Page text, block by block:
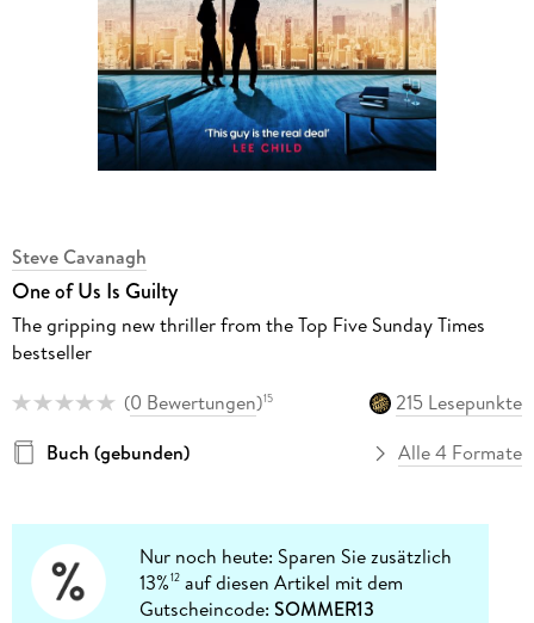
Steve Cavanagh
One of Us Is Guilty
The gripping new thriller from the Top Five Sunday Times
bestseller
(0 Bewertungen)15
215 Lesepunkte
Buch (gebunden)
Alle 4 Formate
Nur noch heute: Sparen Sie zusätzlich
13%12 auf diesen Artikel mit dem
Gutscheincode:SOMMER13